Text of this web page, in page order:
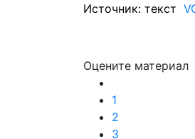
Источник: текст
Оцените материал
1
2
3